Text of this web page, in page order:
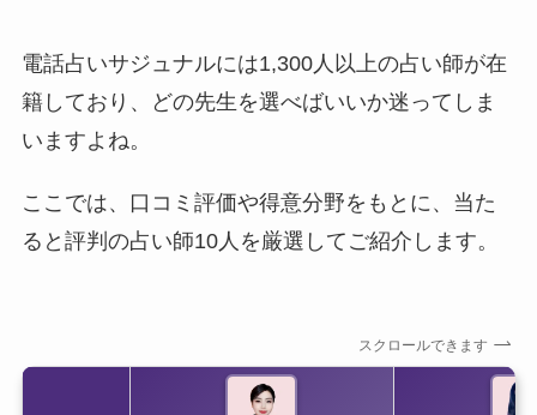
電話占いサジュナルには1,300人以上の占い師が在
籍しており、どの先生を選べばいいか迷ってしま
いますよね。
ここでは、口コミ評価や得意分野をもとに、当た
ると評判の占い師10人を厳選してご紹介します。
スクロールできます